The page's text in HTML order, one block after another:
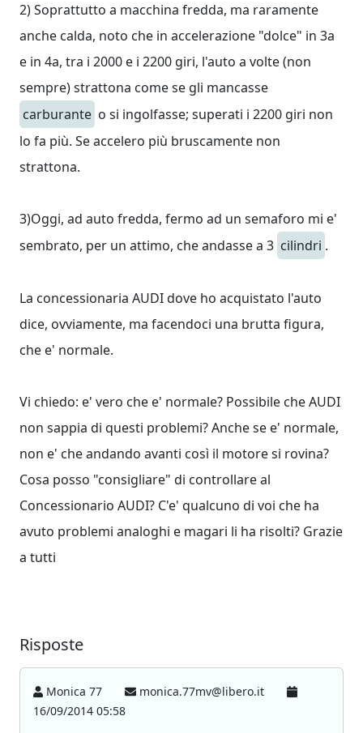
2) Soprattutto a macchina fredda, ma raramente
anche calda, noto che in accelerazione "dolce" in 3a
e in 4a, tra i 2000 e i 2200 giri, l'auto a volte (non
sempre) strattona come se gli mancasse
carburante o si ingolfasse; superati i 2200 giri non
lo fa più. Se accelero più bruscamente non
strattona.
3)Oggi, ad auto fredda, fermo ad un semaforo mi e'
sembrato, per un attimo, che andasse a 3 cilindri .
La concessionaria AUDI dove ho acquistato l'auto
dice, ovviamente, ma facendoci una brutta figura,
che e' normale.
Vi chiedo: e' vero che e' normale? Possibile che AUDI
non sappia di questi problemi? Anche se e' normale,
non e' che andando avanti così il motore si rovina?
Cosa posso "consigliare" di controllare al
Concessionario AUDI? C'e' qualcuno di voi che ha
avuto problemi analoghi e magari li ha risolti? Grazie
a tutti
Risposte
Monica 77
monica.77mv@libero.it
16/09/2014 05:58